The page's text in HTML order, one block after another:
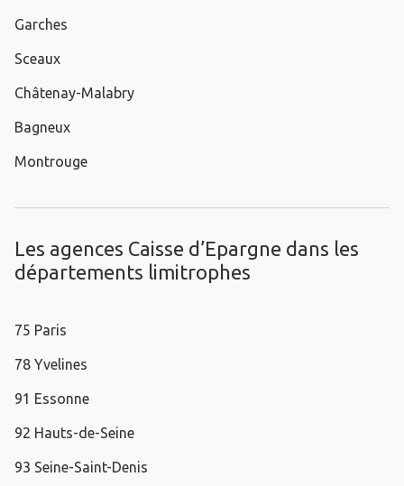
Garches
Sceaux
Châtenay-Malabry
Bagneux
Montrouge
Les agences Caisse d’Epargne dans les
départements limitrophes
75 Paris
78 Yvelines
91 Essonne
92 Hauts-de-Seine
93 Seine-Saint-Denis